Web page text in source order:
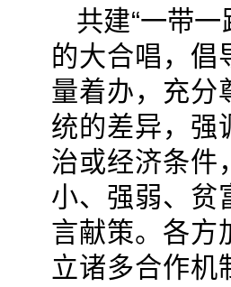
共建“一带
的大合唱，倡
量着办，充分
统的差异，强
治或经济条件
小、强弱、贫
言献策。各方
立诸多合作机